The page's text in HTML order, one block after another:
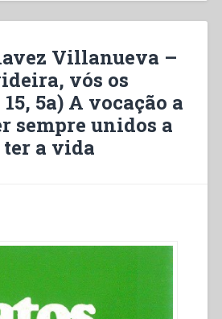
Villanueva –
vós os
5a) A vocação a
sempre unidos a
ter a vida